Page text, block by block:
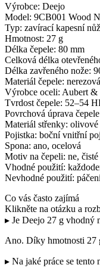
Výrobce: Deejo
Model: 9CB001 Wood
Typ: zavírací kapesní nůž
Hmotnost: 27 g
Délka čepele: 80 mm
Celková délka
Délka zavřeného nože:
Materiál čepele:
Výrobce oceli: Aubert &
Tvrdost čepele: 52–54
Povrchová úprava
Materiál střenky: olivové
Pojistka: boční vnitřní
Spona: ano, ocelová
Motiv na čepeli: ne,
Vhodné použití:
Nevhodné použití:
Co vás často zajímá
Klikněte na otázku a
▸ Je Deejo 27 g vhodný
Ano. Díky hmotnosti 27
▸ Na jaké práce se tento